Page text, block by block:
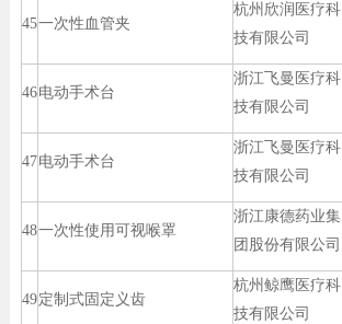
45一次性血管夹
杭州欣润医疗科
技有限公司
46电动手术台
浙江飞曼医疗科
技有限公司
47电动手术台
浙江飞曼医疗科
技有限公司
48一次性使用可视喉罩
浙江康德药业集
团股份有限公司
49定制式固定义齿
杭州鲸鹰医疗科
技有限公司